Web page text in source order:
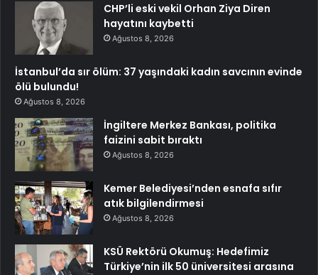
CHP’li eski vekil Orhan Ziya Diren
hayatını kaybetti
Ağustos 8, 2026
İstanbul’da sır ölüm: 37 yaşındaki kadın savcının evinde
ölü bulundu!
Ağustos 8, 2026
İngiltere Merkez Bankası, politika
faizini sabit bıraktı
Ağustos 8, 2026
Kemer Belediyesi’nden esnafa sıfır
atık bilgilendirmesi
Ağustos 8, 2026
KSÜ Rektörü Okumuş: Hedefimiz
Türkiye’nin ilk 50 üniversitesi arasına